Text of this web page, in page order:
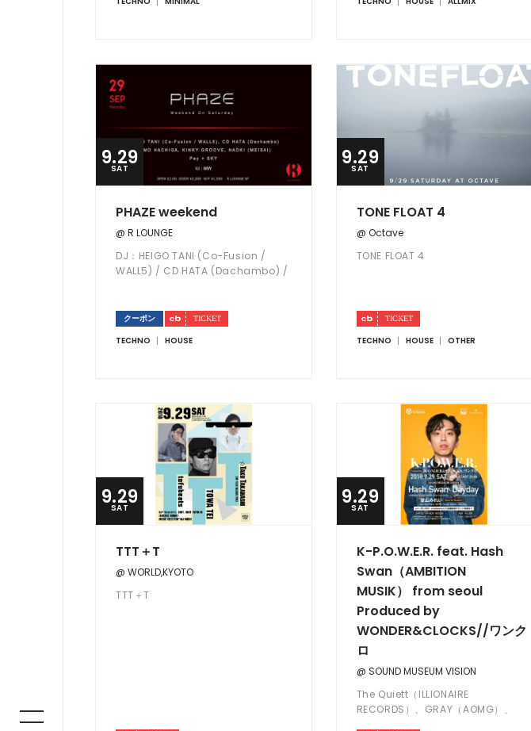
9.29
SAT
PHAZE weekend
@ R LOUNGE
DJ：HEIGO TANI (Co-Fusion /
WALL5) / CD HATA (Dachambo) /
クーポン
TECHNO
HOUSE
9.29
SAT
TONE FLOAT 4
@ Octave
TONE FLOAT 4
TECHNO HOUSE OTHER
9.29
SAT
TTT＋T
@ WORLD,KYOTO
TTT＋T
9.29
SAT
K-P.O.W.E.R. feat. Hash
Swan（AMBITION
MUSIK） from seoul
Produced by
WONDER&CLOCKS//ワンク
ロ
@ SOUND MUSEUM VISION
The Quiett（ILLIONAIRE
RECORDS）、GRAY（AOMG）、